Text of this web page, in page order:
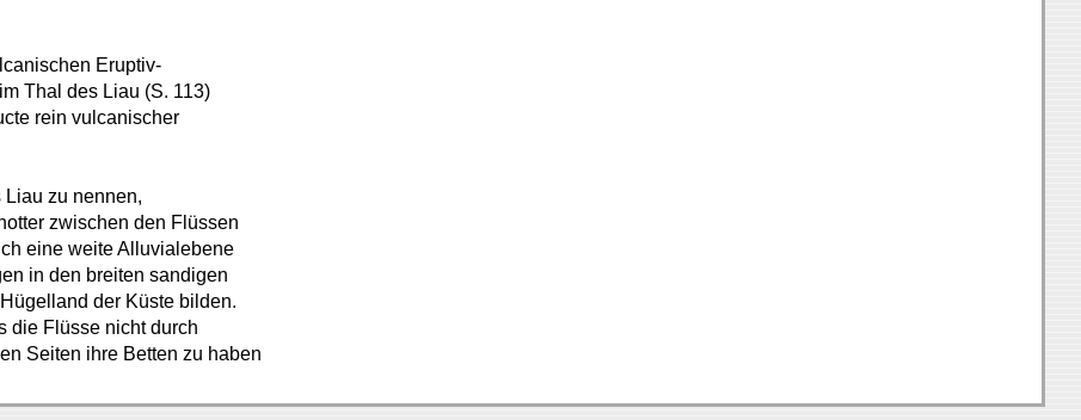
Eruptiv-
Thal des Liau (S. 113)
rein vulcanischer
zu nennen,
zwischen den Flüssen
eine weite Alluvialebene
in den breiten sandigen
der Küste bilden.
die Flüsse nicht durch
Seiten ihre Betten zu haben